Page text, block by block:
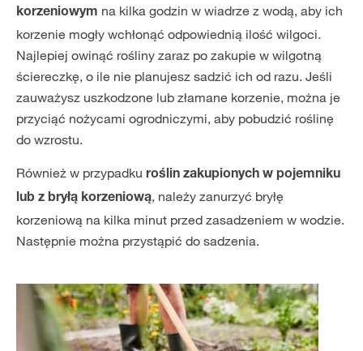
korzeniowym na kilka godzin w wiadrze z wodą, aby ich
korzenie mogły wchłonąć odpowiednią ilość wilgoci.
Najlepiej owinąć rośliny zaraz po zakupie w wilgotną
ściereczkę, o ile nie planujesz sadzić ich od razu. Jeśli
zauważysz uszkodzone lub złamane korzenie, można je
przyciąć nożycami ogrodniczymi, aby pobudzić roślinę
do wzrostu.
Również w przypadku roślin zakupionych w pojemniku
lub z bryłą korzeniową, należy zanurzyć bryłę
korzeniową na kilka minut przed zasadzeniem w wodzie.
Następnie można przystąpić do sadzenia.